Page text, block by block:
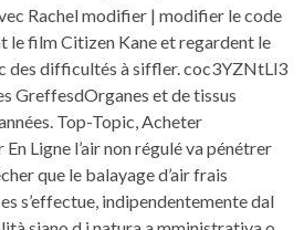
Rachel modifier | modifier le code
le film Citizen Kane et regardent le
des difficultés à siffler. coc3YZNtLl3
GreffesdOrganes et de tissus
Top-Topic, Acheter
Ligne l’air non régulé va pénétrer
que le balayage d’air frais
s’effectue, indipendentemente dal